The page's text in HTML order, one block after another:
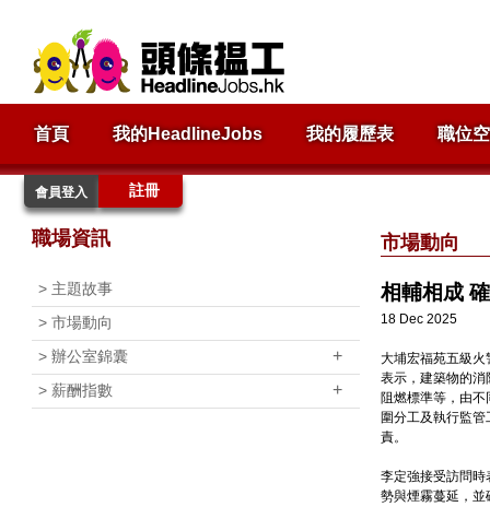
首頁 我的HeadlineJobs 我的履歷表 職位
會員登入 註冊
職場資訊
> 主題故事
> 市場動向
> 辦公室錦囊 +
> 薪酬指數 +
市場動向
相輔相成
18 Dec 2025
大埔宏福苑五級
表示，建築物的
阻燃標準等，由
圍分工及執行監
責。
李定強接受訪問
勢與煙霧蔓延，